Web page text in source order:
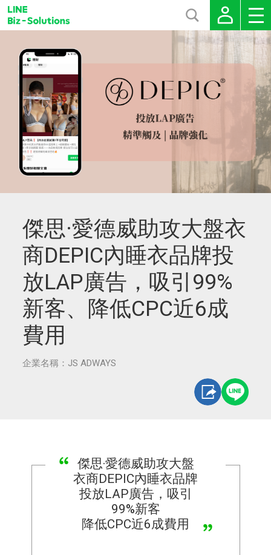
傑思·愛德威助攻大盤衣
商DEPIC內睡衣品牌投
放LAP廣告，吸引99%
新客、降低CPC近6成
費用
企業名稱：JS ADWAYS
傑思·愛德威助攻大盤
衣商DEPIC內睡衣品牌
投放LAP廣告，吸引
99%新客
降低CPC近6成費用